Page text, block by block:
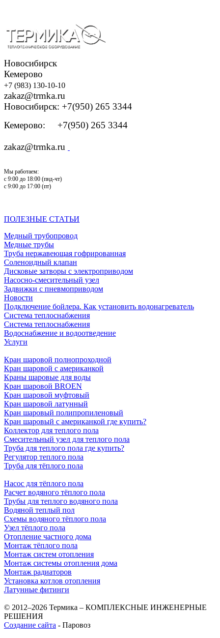
Новосибирск
Кемерово
+7 (983) 130-10-10
zakaz@trmka.ru
Новосибирск: +7(950) 265 3344
Кемерово: +7(950) 265 3344
zakaz@trmka.ru
Мы работаем:
с 9:00 до 18:00 (пнд-чт)
с 9:00 до 17:00 (пт)
ПОЛЕЗНЫЕ СТАТЬИ
Медный трубопровод
Медные трубы
Труба нержавеющая гофрированная
Соленоидный клапан
Дисковые затворы с электроприводом
Насосно-смесительный узел
Задвижки с пневмоприводом
Новости
Подключение бойлера. Как установить водонагреватель
Система теплоснабжения
Система теплоснабжения
Водоснабжение и водоотведение
Услуги
Кран шаровой полнопроходной
Кран шаровой с американкой
Краны шаровые для воды
Кран шаровой BROEN
Кран шаровой муфтовый
Кран шаровой латунный
Кран шаровый полипропиленовый
Кран шаровый с американкой где купить?
Коллектор для теплого пола
Смесительный узел для теплого пола
Труба для теплого пола где купить?
Регулятор теплого пола
Труба для тёплого пола
Насос для тёплого пола
Расчет водяного тёплого пола
Трубы для теплого водяного пола
Водяной теплый пол
Схемы водяного тёплого пола
Узел тёплого пола
Отопление частного дома
Монтаж тёплого пола
Монтаж систем отопления
Монтаж системы отопления дома
Монтаж радиаторов
Установка котлов отопления
Латунные фитинги
© 2012–2026 Термика – КОМПЛЕКСНЫЕ ИНЖЕНЕРНЫЕ
РЕШЕНИЯ
Создание сайта - Паровоз